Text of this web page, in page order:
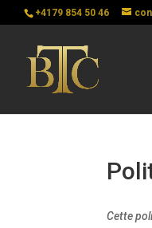
+4179 854 50 46
Cette